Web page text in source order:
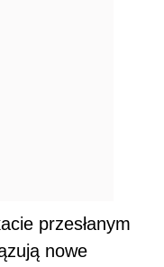
przesłanym
nowe